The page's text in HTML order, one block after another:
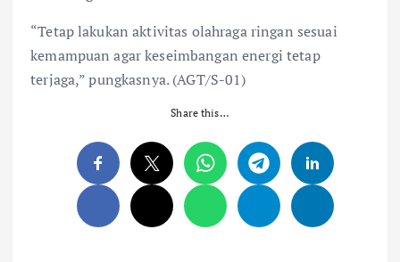
“Tetap lakukan aktivitas olahraga ringan sesuai
kemampuan agar keseimbangan energi tetap
terjaga,” pungkasnya. (AGT/S-01)
Share this…